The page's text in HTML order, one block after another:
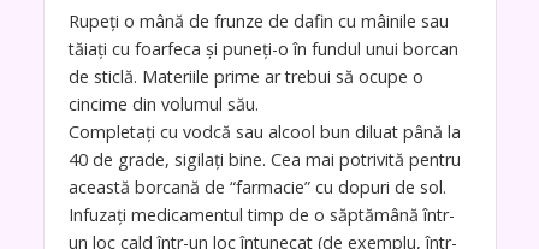
Rupeți o mână de frunze de dafin cu mâinile sau
tăiați cu foarfeca și puneți-o în fundul unui borcan
de sticlă. Materiile prime ar trebui să ocupe o
cincime din volumul său.
Completați cu vodcă sau alcool bun diluat până la
40 de grade, sigilați bine. Cea mai potrivită pentru
această borcană de “farmacie” cu dopuri de sol.
Infuzați medicamentul timp de o săptămână într-
un loc cald într-un loc întunecat (de exemplu, într-